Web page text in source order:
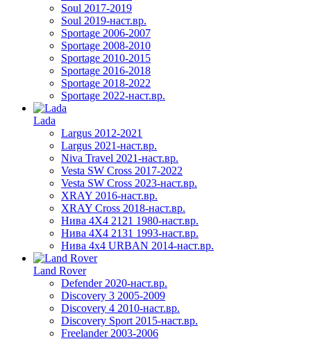
Soul 2017-2019
Soul 2019-наст.вр.
Sportage 2006-2007
Sportage 2008-2010
Sportage 2010-2015
Sportage 2016-2018
Sportage 2018-2022
Sportage 2022-наст.вр.
Lada
Largus 2012-2021
Largus 2021-наст.вр.
Niva Travel 2021-наст.вр.
Vesta SW Cross 2017-2022
Vesta SW Cross 2023-наст.вр.
XRAY 2016-наст.вр.
XRAY Cross 2018-наст.вр.
Нива 4X4 2121 1980-наст.вр.
Нива 4X4 2131 1993-наст.вр.
Нива 4х4 URBAN 2014-наст.вр.
Land Rover
Defender 2020-наст.вр.
Discovery 3 2005-2009
Discovery 4 2010-наст.вр.
Discovery Sport 2015-наст.вр.
Freelander 2003-2006